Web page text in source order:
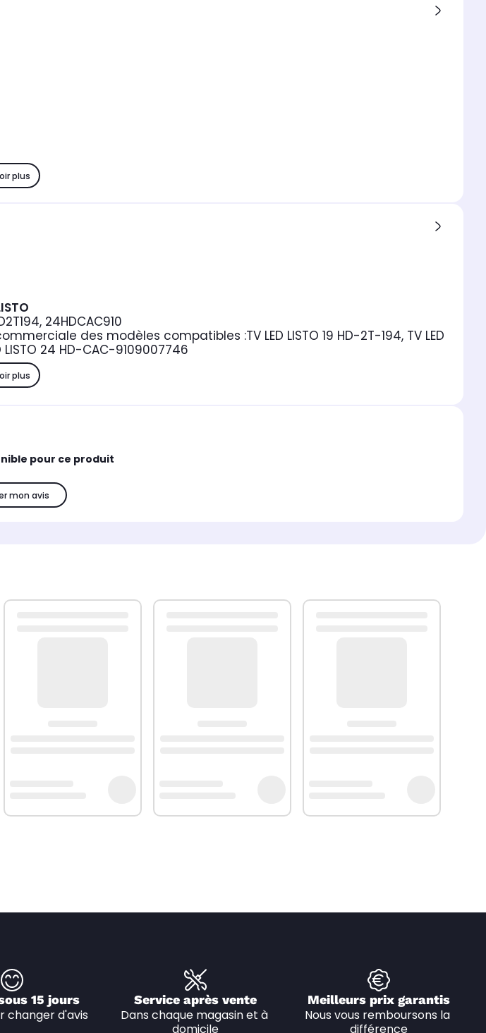
plus
24HDCAC910
des modèles compatibles :TV LED LISTO 19 HD-2T-194, TV LED
LISTO 24 HD-CAC-9109007746
plus
pour ce produit
mon avis
15 jours
changer d'avis
Service après vente
Dans chaque magasin et à
domicile
Meilleurs prix garantis
Nous vous remboursons la
différence